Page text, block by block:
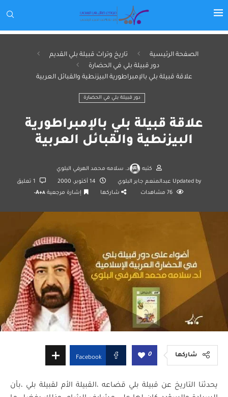
الصفحة الرئيسية
تاريخ وتراث قبيلة بلي القديم
دور قبيلة بلي في الحضارة
علاقة قبيلة بلي بالإمبراطورية البيزنطية والقبائل العربية
دور قبيلة بلي في الحضارة
علاقة قبيلة بلي بالإمبراطورية
البيزنطية والقبائل العربية
كتبه د. سلامه محمد الهرفي البلوي
Updated by عبدالمنعم جابر البلوي 14 أكتوبر، 2000
76 مشاهدات شاركها إشارة مرجعية A+A-
شاركها 0
Facebook
يحدثنا التاريخ عن قبيلة بلي قضاعه ،القبيلة الأم لقبيلة بلي ،بأن